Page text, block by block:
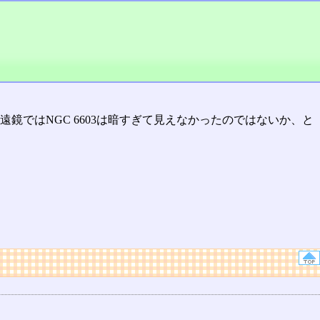
鏡ではNGC 6603は暗すぎて見えなかったのではないか、と